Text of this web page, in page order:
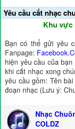
Yêu cầu cắt nhạc
Khu vực
Bạn có thể gửi yêu
Fanpage:
hiện yêu cầu của
khi cắt nhạc xong
yêu cầu gồm: Tên
đoạn nhạc (Lưu ý:
Nhạc
COLDZ